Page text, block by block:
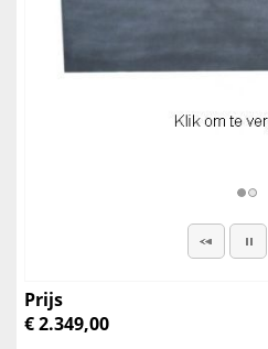
Prijs
€ 2.349,00